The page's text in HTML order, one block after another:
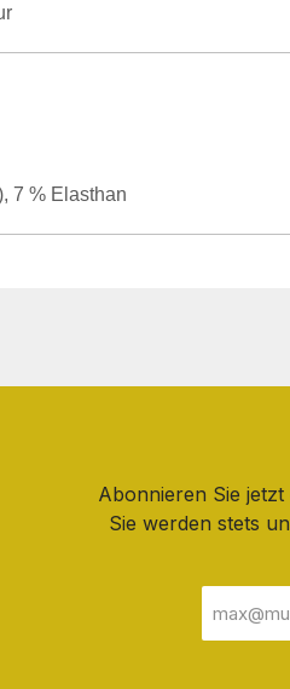
7 % Elasthan
Abonnieren Sie
Sie werden stets
Mail-
Adresse